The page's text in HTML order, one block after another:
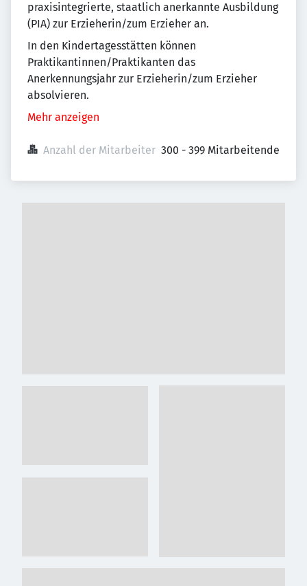
praxisintegrierte, staatlich anerkannte Ausbildung
(PIA) zur Erzieherin/zum Erzieher an.
In den Kindertagesstätten können
Praktikantinnen/Praktikanten das
Anerkennungsjahr zur Erzieherin/zum Erzieher
absolvieren.
Mehr anzeigen
Anzahl der Mitarbeiter 300 - 399 Mitarbeitende